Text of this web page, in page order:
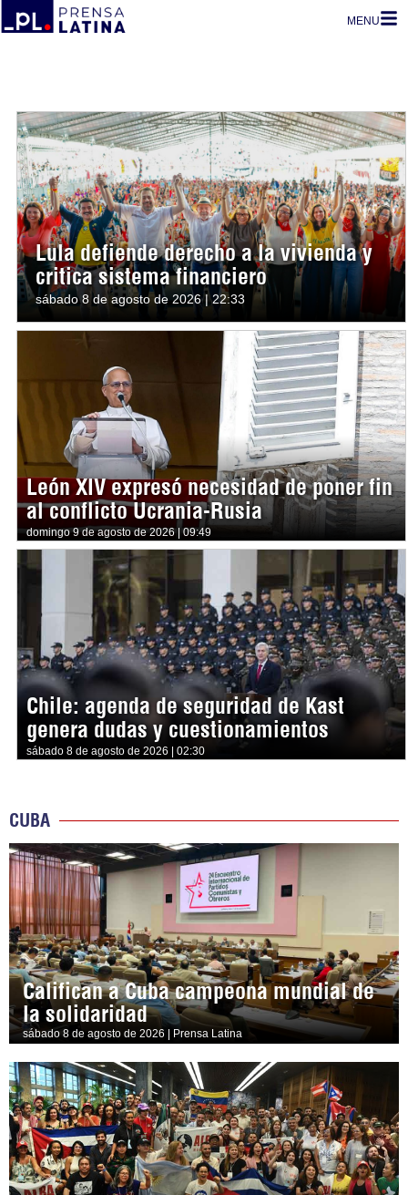
MENU
Lula defiende derecho a la vivienda y
critica sistema financiero
sábado 8 de agosto de 2026 | 22:33
León XIV expresó necesidad de poner fin
al conflicto Ucrania-Rusia
domingo 9 de agosto de 2026 | 09:49
Chile: agenda de seguridad de Kast
genera dudas y cuestionamientos
sábado 8 de agosto de 2026 | 02:30
CUBA
Califican a Cuba campeona mundial de
la solidaridad
sábado 8 de agosto de 2026 | Prensa Latina